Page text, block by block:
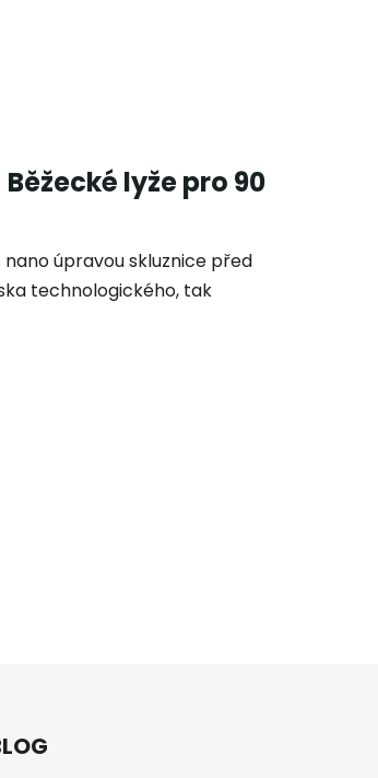
lyže pro 90
úpravou skluznice před
technologického, tak